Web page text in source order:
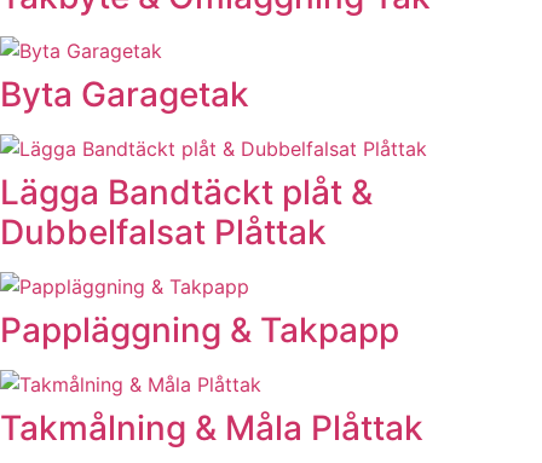
Byta Garagetak
Lägga Bandtäckt plåt &
Dubbelfalsat Plåttak
Pappläggning & Takpapp
Takmålning & Måla Plåttak